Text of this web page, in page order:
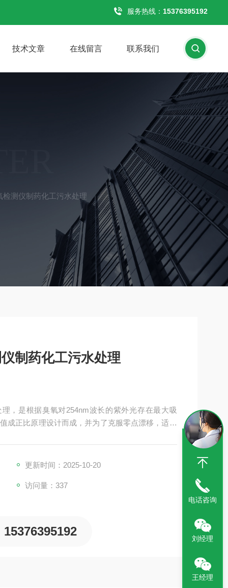
服务热线： 15376395192
技术文章 在线留言 联系我们
检测仪制药化工污水处理
制药化工污水处理
，是根据臭氧对254nm波长的紫外光存在最大吸
正比原理设计而成，并为了克服零点漂移，适用
更新时间：2025-10-20
访问量：337
15376395192
电话咨询
刘经理
王经理